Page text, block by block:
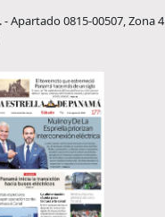
Apartado 0815-00507, Zona 4